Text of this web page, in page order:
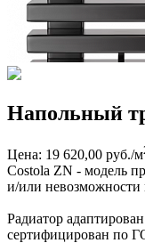
Напольный
Цена: 19 620,00 руб./м
Costola ZN - модель
и/или невозможности
Радиатор
сертифицирован по